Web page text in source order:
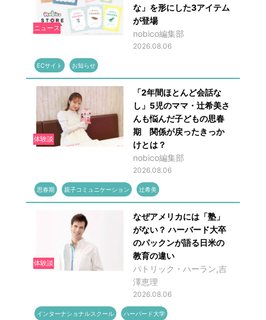
ニュース
な」を形にした3アイテム
が登場
nobico編集部
2026.08.06
ECサイト お知らせ
体験談
「2年間ほとんど会話な
し」5児のママ・辻希美さ
んも悩んだ子どもの思春
期 関係が戻ったきっか
けとは？
nobico編集部
2026.08.06
思春期 親子コミュニケーション 辻希美
体験談
なぜアメリカには「塾」
がない？ ハーバード大卒
のパックンが語る日米の
教育の違い
パトリック・ハーラン,吉
澤恵理
2026.08.06
インターナショナルスクール ハーバード大学